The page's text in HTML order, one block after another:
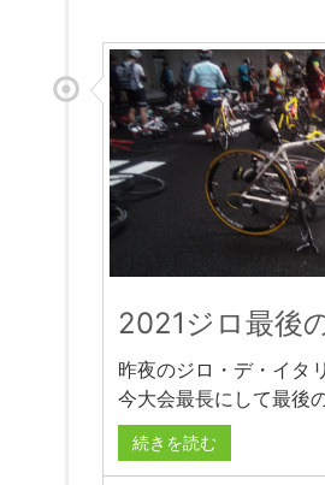
2021ジロ最後
昨夜のジロ・デ・イタ
今大会最長にして最後
続きを読む